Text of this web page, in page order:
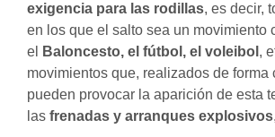
exigencia para las rodillas, es decir,
en los que el salto sea un movimiento
el
Baloncesto, el fútbol, el voleibol ,
movimientos que, realizados de forma
pueden provocar la aparición de esta
las frenadas y arranques explosivos